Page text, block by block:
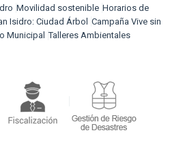
Movilidad sostenible Horarios de
Isidro: Ciudad Árbol
Campaña Vive sin
Municipal Talleres Ambientales